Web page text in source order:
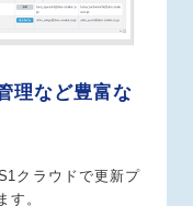
理など豊富な
クラウドで更新プ
す。